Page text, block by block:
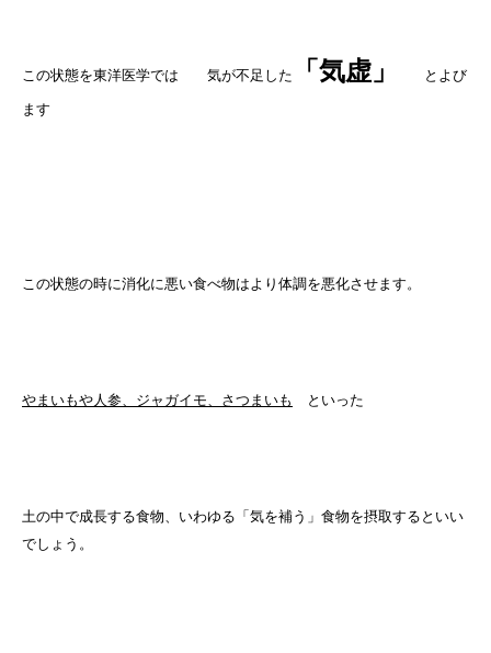
この状態を東洋医学では 気が不足した 「気虚」 とよび
ます
この状態の時に消化に悪い食べ物はより体調を悪化させます。
やまいもや人参、ジャガイモ、さつまいも といった
土の中で成長する食物、いわゆる「気を補う」食物を摂取するといい
でしょう。